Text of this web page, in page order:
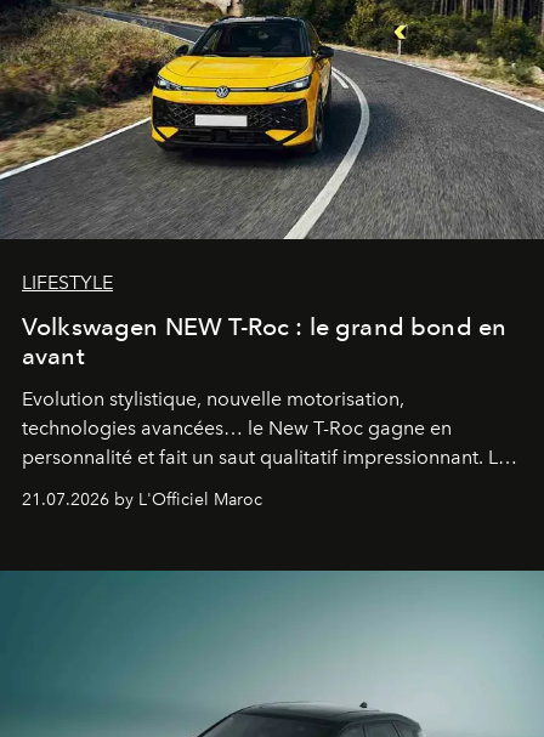
LIFESTYLE
Volkswagen NEW T-Roc : le grand bond en
avant
Evolution stylistique, nouvelle motorisation,
technologies avancées… le New T-Roc gagne en
personnalité et fait un saut qualitatif impressionnant. Le
constructeur allemand a revu en profondeur son SUV
fétiche pour le rendre plus premium. Et le pari semble
21.07.2026 by L'Officiel Maroc